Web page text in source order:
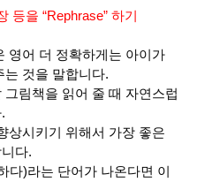
등을 “Rephrase” 하기
영어 더 정확하게는 아이가
는 것을 말합니다.
림책을 읽어 줄 때 자연스럽
상시키기 위해서 가장 좋은
다.
다)라는 단어가 나온다면 이